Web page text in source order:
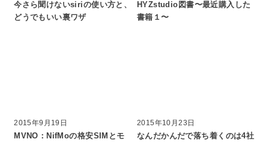
今さら聞けないsiriの使い方と、
どうでもいい裏ワザ
HYZstudio図書〜最近購入した
書籍１〜
2015年9月19日
MVNO：NifMoの格安SIMとモ
2015年10月23日
なんだかんだで落ち着くのは4社